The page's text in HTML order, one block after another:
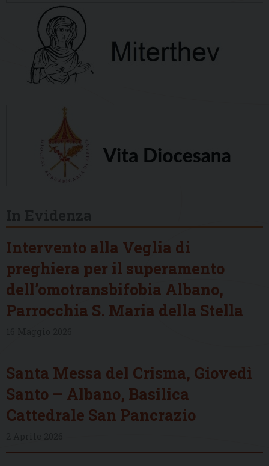
Intervento alla Veglia di
preghiera per il superamento
dell’omotransbifobia Albano,
Parrocchia S. Maria della Stella
Santa Messa del Crisma, Giovedì
Santo – Albano, Basilica
Cattedrale San Pancrazio